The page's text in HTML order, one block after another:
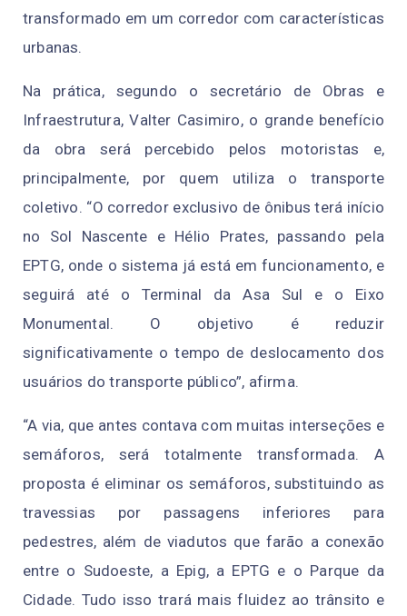
transformado em um corredor com características
urbanas.
Na prática, segundo o secretário de Obras e
Infraestrutura, Valter Casimiro, o grande benefício
da obra será percebido pelos motoristas e,
principalmente, por quem utiliza o transporte
coletivo. “O corredor exclusivo de ônibus terá início
no Sol Nascente e Hélio Prates, passando pela
EPTG, onde o sistema já está em funcionamento, e
seguirá até o Terminal da Asa Sul e o Eixo
Monumental. O objetivo é reduzir
significativamente o tempo de deslocamento dos
usuários do transporte público”, afirma.
“A via, que antes contava com muitas interseções e
semáforos, será totalmente transformada. A
proposta é eliminar os semáforos, substituindo as
travessias por passagens inferiores para
pedestres, além de viadutos que farão a conexão
entre o Sudoeste, a Epig, a EPTG e o Parque da
Cidade. Tudo isso trará mais fluidez ao trânsito e